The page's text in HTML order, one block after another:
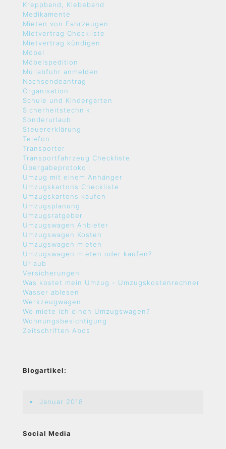
Kreppband, Klebeband
Medikamente
Mieten von Fahrzeugen
Mietvertrag Checkliste
Mietvertrag kündigen
Möbel
Möbelspedition
Müllabfuhr anmelden
Nachsendeantrag
Organisation
Schule und Kindergarten
Sicherheitstechnik
Sonderurlaub
Steuererklärung
Telefon
Transporter
Transportfahrzeug Checkliste
Übergabeprotokoll
Umzug mit einem Anhänger
Umzugskartons Checkliste
Umzugskartons kaufen
Umzugsplanung
Umzugsratgeber
Umzugswagen Anbieter
Umzugswagen Kosten
Umzugswagen mieten
Umzugswagen mieten oder kaufen?
Urlaub
Versicherungen
Was kostet mein Umzug - Umzugskostenrechner
Wasser ablesen
Werkzeugwagen
Wo miete ich einen Umzugswagen?
Wohnungsbesichtigung
Zeitschriften Abos
Blogartikel:
Januar 2018
Social Media